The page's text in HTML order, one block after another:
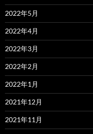
2022年5月
2022年4月
2022年3月
2022年2月
2022年1月
2021年12月
2021年11月